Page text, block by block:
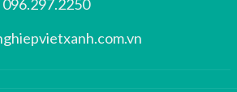
096.297.2250